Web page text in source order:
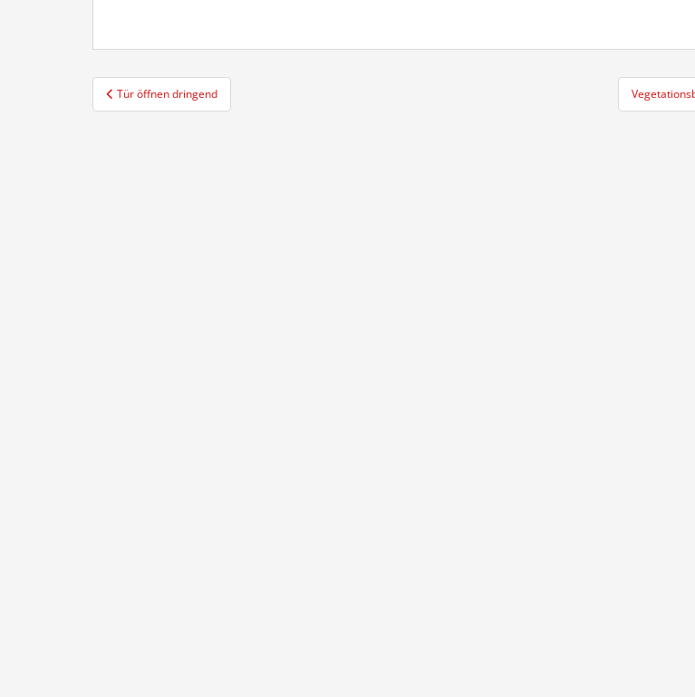
Beitragsnavigation
Tür öffnen dringend